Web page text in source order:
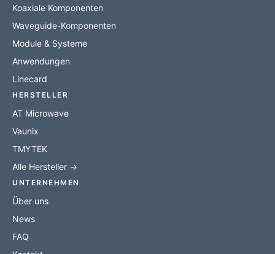
Koaxiale Komponenten
Waveguide-Komponenten
Module & Systeme
Anwendungen
Linecard
HERSTELLER
AT Microwave
Vaunix
TMYTEK
Alle Hersteller →
UNTERNEHMEN
Über uns
News
FAQ